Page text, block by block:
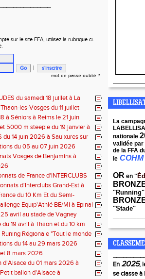
sur le site FFA, utilisez la rubrique ci-
|
mot de passe oublié ?
du samedi 18 juillet à La
les-Vosges du 11 juillet
à Séniors à Reims le 21 juin
5000 m steeple du 19 janvier à
du 14 juin 2026 à Saulxures sur
du 05 au 07 juin 2026
Vosges de Benjamins à
de France d'INTERCLUBS
67
d'Interclubs Grand-Est à
du 10 Km Et du Semi-
Equip'Athlé BE/MI à Epinal
avril au stade de Vagney
19 avril à Thaon et du 10 km
Régionale "Tout le monde
du 14 au 29 mars 2026
8 mars 2026
d'Alsace du 01 mars 2026 à
ballon d'Alsace à
La
nationale
validée par
de la FFA
le COHM
OR en "
"Running"
"Stade"
En2025,
se classe à